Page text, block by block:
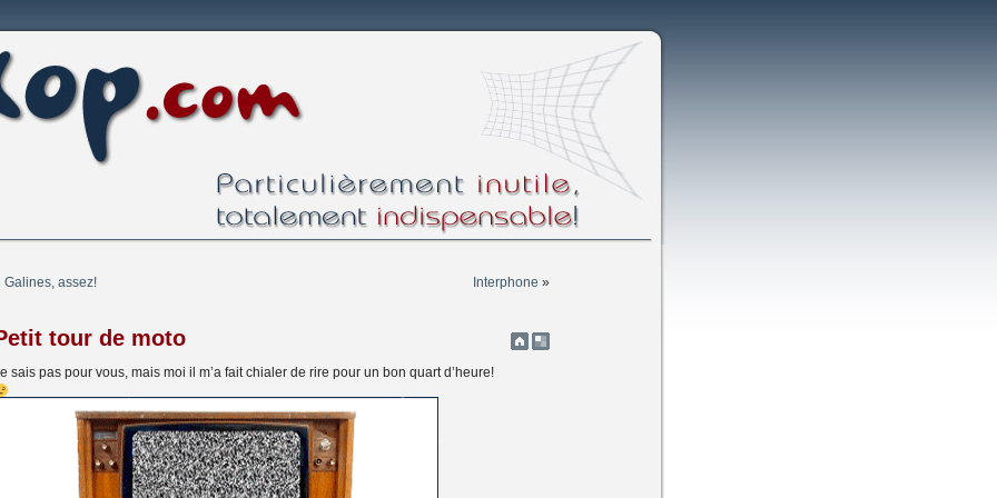
Galines, assez! Interphone »
tour de moto
sais pas pour vous, mais moi il m’a fait chialer de rire pour un bon quart d’heure!